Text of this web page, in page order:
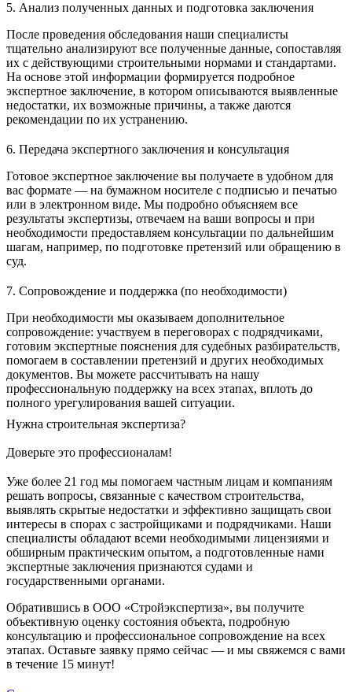
5. Анализ полученных данных и подготовка заключения
После проведения обследования наши специалисты
тщательно анализируют все полученные данные, сопоставляя
их с действующими строительными нормами и стандартами.
На основе этой информации формируется подробное
экспертное заключение, в котором описываются выявленные
недостатки, их возможные причины, а также даются
рекомендации по их устранению.
6. Передача экспертного заключения и консультация
Готовое экспертное заключение вы получаете в удобном для
вас формате — на бумажном носителе с подписью и печатью
или в электронном виде. Мы подробно объясняем все
результаты экспертизы, отвечаем на ваши вопросы и при
необходимости предоставляем консультации по дальнейшим
шагам, например, по подготовке претензий или обращению в
суд.
7. Сопровождение и поддержка (по необходимости)
При необходимости мы оказываем дополнительное
сопровождение: участвуем в переговорах с подрядчиками,
готовим экспертные пояснения для судебных разбирательств,
помогаем в составлении претензий и других необходимых
документов. Вы можете рассчитывать на нашу
профессиональную поддержку на всех этапах, вплоть до
полного урегулирования вашей ситуации.
Нужна строительная экспертиза?
Доверьте это профессионалам!
Уже более 21 год мы помогаем частным лицам и компаниям
решать вопросы, связанные с качеством строительства,
выявлять скрытые недостатки и эффективно защищать свои
интересы в спорах с застройщиками и подрядчиками. Наши
специалисты обладают всеми необходимыми лицензиями и
обширным практическим опытом, а подготовленные нами
экспертные заключения признаются судами и
государственными органами.
Обратившись в ООО «Стройэкспертиза», вы получите
объективную оценку состояния объекта, подробную
консультацию и профессиональное сопровождение на всех
этапах. Оставьте заявку прямо сейчас — и мы свяжемся с вами
в течение 15 минут!